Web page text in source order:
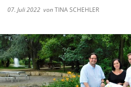
07. Juli 2022 vonTINA SCHEHLER